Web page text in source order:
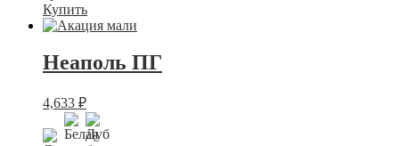
Купить
Неаполь ПГ
4,633 ₽